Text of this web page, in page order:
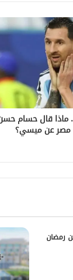
ماذا قال حسام
مصر عن ميسي؟
رمضان